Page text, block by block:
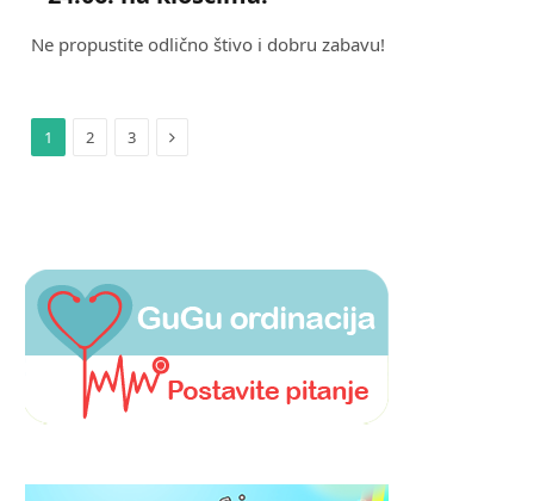
Ne propustite odlično štivo i dobru zabavu!
1 2 3 Next